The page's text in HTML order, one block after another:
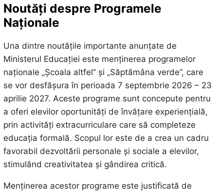
Noutăți despre Programele
Naționale
Una dintre noutățile importante anunțate de
Ministerul Educației este menținerea programelor
naționale „Școala altfel” și „Săptămâna verde”, care
se vor desfășura în perioada 7 septembrie 2026 – 23
aprilie 2027. Aceste programe sunt concepute pentru
a oferi elevilor oportunități de învățare experiențială,
prin activități extracurriculare care să completeze
educația formală. Scopul lor este de a crea un cadru
favorabil dezvoltării personale și sociale a elevilor,
stimulând creativitatea și gândirea critică.
Menținerea acestor programe este justificată de